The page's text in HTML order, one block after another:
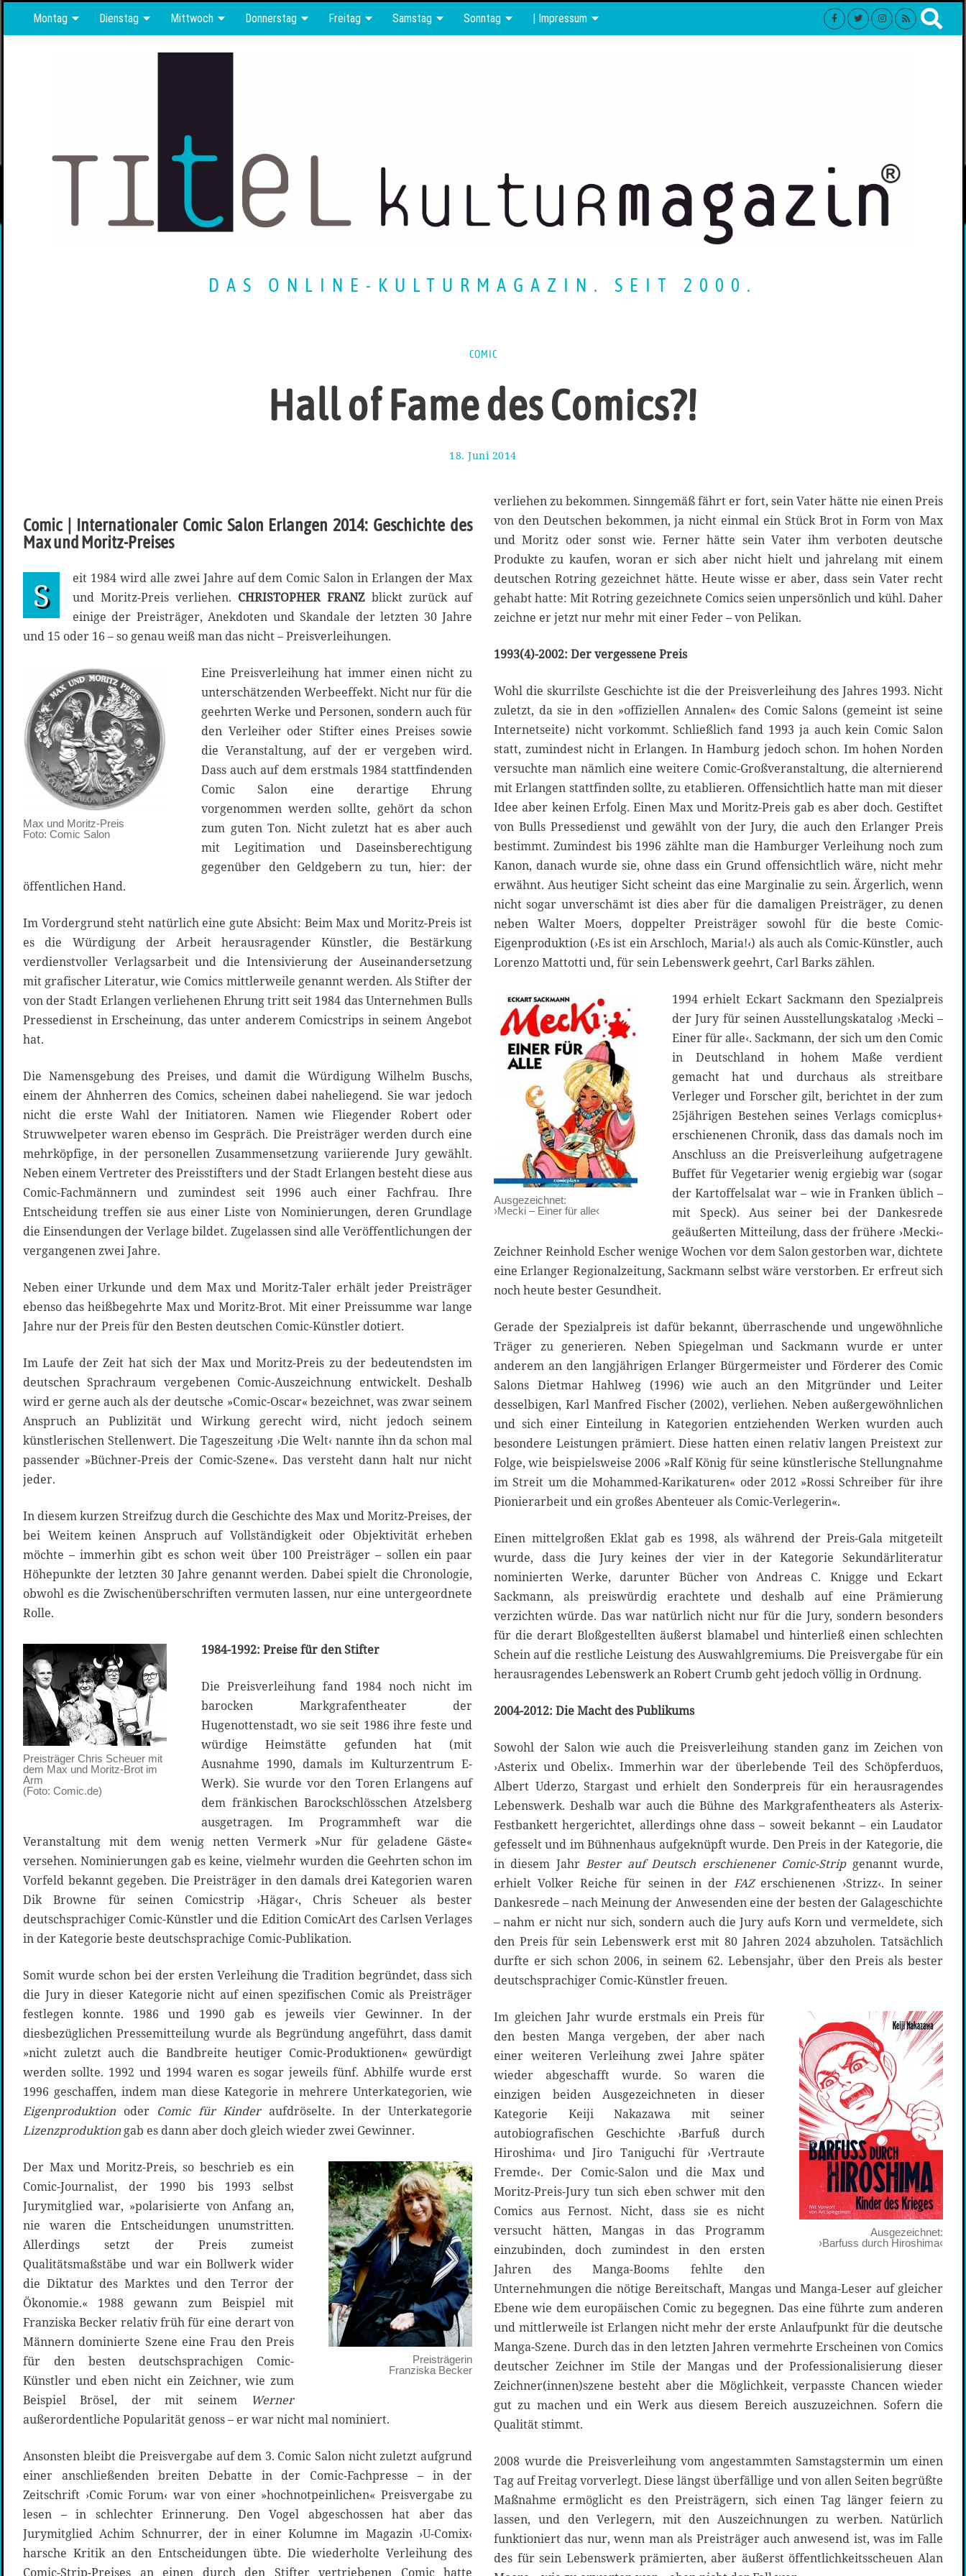
Montag Dienstag Mittwoch Donnerstag Freitag Samstag Sonntag | Impressum
DAS ONLINE-KULTURMAGAZIN. SEIT 2000.
COMIC
Hall of Fame des Comics?!
18. Juni 2014
u
i
2
0
4
Comic | Internationaler Comic Salon Erlangen 2014: Geschichte des
Max und Moritz-Preises
S
eit 1984 wird alle zwei Jahre auf dem Comic Salon in Erlangen der Max
und Moritz-Preis verliehen. CHRISTOPHER FRANZblickt zurück auf
einige der Preisträger, Anekdoten und Skandale der letzten 30 Jahre
und 15 oder 16 – so genau weiß man das nicht – Preisverleihungen.
Max und Moritz-Preis
Foto: Comic Salon
Eine Preisverleihung hat immer einen nicht zu
unterschätzenden Werbeeffekt. Nicht nur für die
geehrten Werke und Personen, sondern auch für
den Verleiher oder Stifter eines Preises sowie
die Veranstaltung, auf der er vergeben wird.
Dass auch auf dem erstmals 1984 stattfindenden
Comic Salon eine derartige Ehrung
vorgenommen werden sollte, gehört da schon
zum guten Ton. Nicht zuletzt hat es aber auch
mit Legitimation und Daseinsberechtigung
gegenüber den Geldgebern zu tun, hier: der
öffentlichen Hand.
Im Vordergrund steht natürlich eine gute Absicht: Beim Max und Moritz-Preis ist
es die Würdigung der Arbeit herausragender Künstler, die Bestärkung
verdienstvoller Verlagsarbeit und die Intensivierung der Auseinandersetzung
mit grafischer Literatur, wie Comics mittlerweile genannt werden. Als Stifter der
von der Stadt Erlangen verliehenen Ehrung tritt seit 1984 das Unternehmen Bulls
Pressedienst in Erscheinung, das unter anderem Comicstrips in seinem Angebot
hat.
Die Namensgebung des Preises, und damit die Würdigung Wilhelm Buschs,
einem der Ahnherren des Comics, scheinen dabei naheliegend. Sie war jedoch
nicht die erste Wahl der Initiatoren. Namen wie Fliegender Robert oder
Struwwelpeter waren ebenso im Gespräch. Die Preisträger werden durch eine
mehrköpfige, in der personellen Zusammensetzung variierende Jury gewählt.
Neben einem Vertreter des Preisstifters und der Stadt Erlangen besteht diese aus
Comic-Fachmännern und zumindest seit 1996 auch einer Fachfrau. Ihre
Entscheidung treffen sie aus einer Liste von Nominierungen, deren Grundlage
die Einsendungen der Verlage bildet. Zugelassen sind alle Veröffentlichungen der
vergangenen zwei Jahre.
Neben einer Urkunde und dem Max und Moritz-Taler erhält jeder Preisträger
ebenso das heißbegehrte Max und Moritz-Brot. Mit einer Preissumme war lange
Jahre nur der Preis für den Besten deutschen Comic-Künstler dotiert.
Im Laufe der Zeit hat sich der Max und Moritz-Preis zu der bedeutendsten im
deutschen Sprachraum vergebenen Comic-Auszeichnung entwickelt. Deshalb
wird er gerne auch als der deutsche »Comic-Oscar« bezeichnet, was zwar seinem
Anspruch an Publizität und Wirkung gerecht wird, nicht jedoch seinem
künstlerischen Stellenwert. Die Tageszeitung ›Die Welt‹ nannte ihn da schon mal
passender »Büchner-Preis der Comic-Szene«. Das versteht dann halt nur nicht
jeder.
In diesem kurzen Streifzug durch die Geschichte des Max und Moritz-Preises, der
bei Weitem keinen Anspruch auf Vollständigkeit oder Objektivität erheben
möchte – immerhin gibt es schon weit über 100 Preisträger – sollen ein paar
Höhepunkte der letzten 30 Jahre genannt werden. Dabei spielt die Chronologie,
obwohl es die Zwischenüberschriften vermuten lassen, nur eine untergeordnete
Rolle.
Preisträger Chris Scheuer mit
dem Max und Moritz-Brot im
Arm
(Foto: Comic.de)
1984-1992: Preise für den Stifter
Die Preisverleihung fand 1984 noch nicht im
barocken Markgrafentheater der
Hugenottenstadt, wo sie seit 1986 ihre feste und
würdige Heimstätte gefunden hat (mit
Ausnahme 1990, damals im Kulturzentrum E-
Werk). Sie wurde vor den Toren Erlangens auf
dem fränkischen Barockschlösschen Atzelsberg
ausgetragen. Im Programmheft war die
Veranstaltung mit dem wenig netten Vermerk »Nur für geladene Gäste«
versehen. Nominierungen gab es keine, vielmehr wurden die Geehrten schon im
Vorfeld bekannt gegeben. Die Preisträger in den damals drei Kategorien waren
Dik Browne für seinen Comicstrip ›Hägar‹, Chris Scheuer als bester
deutschsprachiger Comic-Künstler und die Edition ComicArt des Carlsen Verlages
in der Kategorie beste deutschsprachige Comic-Publikation.
Somit wurde schon bei der ersten Verleihung die Tradition begründet, dass sich
die Jury in dieser Kategorie nicht auf einen spezifischen Comic als Preisträger
festlegen konnte. 1986 und 1990 gab es jeweils vier Gewinner. In der
diesbezüglichen Pressemitteilung wurde als Begründung angeführt, dass damit
»nicht zuletzt auch die Bandbreite heutiger Comic-Produktionen« gewürdigt
werden sollte. 1992 und 1994 waren es sogar jeweils fünf. Abhilfe wurde erst
1996 geschaffen, indem man diese Kategorie in mehrere Unterkategorien, wie
Eigenproduktion oder Comic für Kinderaufdröselte. In der Unterkategorie
Lizenzproduktiongab es dann aber doch gleich wieder zwei Gewinner.
Preisträgerin
Franziska Becker
Der Max und Moritz-Preis, so beschrieb es ein
Comic-Journalist, der 1990 bis 1993 selbst
Jurymitglied war, »polarisierte von Anfang an,
nie waren die Entscheidungen unumstritten.
Allerdings setzt der Preis zumeist
Qualitätsmaßstäbe und war ein Bollwerk wider
die Diktatur des Marktes und den Terror der
Ökonomie.« 1988 gewann zum Beispiel mit
Franziska Becker relativ früh für eine derart von
Männern dominierte Szene eine Frau den Preis
für den besten deutschsprachigen Comic-
Künstler und eben nicht ein Zeichner, wie zum
Beispiel Brösel, der mit seinem
Werner
außerordentliche Popularität genoss – er war nicht mal nominiert.
Ansonsten bleibt die Preisvergabe auf dem 3. Comic Salon nicht zuletzt aufgrund
einer anschließenden breiten Debatte in der Comic-Fachpresse – in der
Zeitschrift ›Comic Forum‹ war von einer »hochnotpeinlichen« Preisvergabe zu
lesen – in schlechter Erinnerung. Den Vogel abgeschossen hat aber das
Jurymitglied Achim Schnurrer, der in einer Kolumne im Magazin ›U-Comix‹
harsche Kritik an den Entscheidungen übte. Die wiederholte Verleihung des
Comic-Strip-Preises an einen durch den Stifter vertriebenen Comic hatte
verliehen zu bekommen. Sinngemäß fährt er fort, sein Vater hätte nie einen Preis
von den Deutschen bekommen, ja nicht einmal ein Stück Brot in Form von Max
und Moritz oder sonst wie. Ferner hätte sein Vater ihm verboten deutsche
Produkte zu kaufen, woran er sich aber nicht hielt und jahrelang mit einem
deutschen Rotring gezeichnet hätte. Heute wisse er aber, dass sein Vater recht
gehabt hatte: Mit Rotring gezeichnete Comics seien unpersönlich und kühl. Daher
zeichne er jetzt nur mehr mit einer Feder – von Pelikan.
1993(4)-2002: Der vergessene Preis
Wohl die skurrilste Geschichte ist die der Preisverleihung des Jahres 1993. Nicht
zuletzt, da sie in den »offiziellen Annalen« des Comic Salons (gemeint ist seine
Internetseite) nicht vorkommt. Schließlich fand 1993 ja auch kein Comic Salon
statt, zumindest nicht in Erlangen. In Hamburg jedoch schon. Im hohen Norden
versuchte man nämlich eine weitere Comic-Großveranstaltung, die alternierend
mit Erlangen stattfinden sollte, zu etablieren. Offensichtlich hatte man mit dieser
Idee aber keinen Erfolg. Einen Max und Moritz-Preis gab es aber doch. Gestiftet
von Bulls Pressedienst und gewählt von der Jury, die auch den Erlanger Preis
bestimmt. Zumindest bis 1996 zählte man die Hamburger Verleihung noch zum
Kanon, danach wurde sie, ohne dass ein Grund offensichtlich wäre, nicht mehr
erwähnt. Aus heutiger Sicht scheint das eine Marginalie zu sein. Ärgerlich, wenn
nicht sogar unverschämt ist dies aber für die damaligen Preisträger, zu denen
neben Walter Moers, doppelter Preisträger sowohl für die beste Comic-
Eigenproduktion (›Es ist ein Arschloch, Maria!‹) als auch als Comic-Künstler, auch
Lorenzo Mattotti und, für sein Lebenswerk geehrt, Carl Barks zählen.
Ausgezeichnet:
›Mecki – Einer für alle‹
1994 erhielt Eckart Sackmann den Spezialpreis
der Jury für seinen Ausstellungskatalog ›Mecki –
Einer für alle‹. Sackmann, der sich um den Comic
in Deutschland in hohem Maße verdient
gemacht hat und durchaus als streitbare
Verleger und Forscher gilt, berichtet in der zum
25jährigen Bestehen seines Verlags comicplus+
erschienenen Chronik, dass das damals noch im
Anschluss an die Preisverleihung aufgetragene
Buffet für Vegetarier wenig ergiebig war (sogar
der Kartoffelsalat war – wie in Franken üblich –
mit Speck). Aus seiner bei der Dankesrede
geäußerten Mitteilung, dass der frühere ›Mecki‹-
Zeichner Reinhold Escher wenige Wochen vor dem Salon gestorben war, dichtete
eine Erlanger Regionalzeitung, Sackmann selbst wäre verstorben. Er erfreut sich
noch heute bester Gesundheit.
Gerade der Spezialpreis ist dafür bekannt, überraschende und ungewöhnliche
Träger zu generieren. Neben Spiegelman und Sackmann wurde er unter
anderem an den langjährigen Erlanger Bürgermeister und Förderer des Comic
Salons Dietmar Hahlweg (1996) wie auch an den Mitgründer und Leiter
desselbigen, Karl Manfred Fischer (2002), verliehen. Neben außergewöhnlichen
und sich einer Einteilung in Kategorien entziehenden Werken wurden auch
besondere Leistungen prämiert. Diese hatten einen relativ langen Preistext zur
Folge, wie beispielsweise 2006 »Ralf König für seine künstlerische Stellungnahme
im Streit um die Mohammed-Karikaturen« oder 2012 »Rossi Schreiber für ihre
Pionierarbeit und ein großes Abenteuer als Comic-Verlegerin«.
Einen mittelgroßen Eklat gab es 1998, als während der Preis-Gala mitgeteilt
wurde, dass die Jury keines der vier in der Kategorie Sekundärliteratur
nominierten Werke, darunter Bücher von Andreas C. Knigge und Eckart
Sackmann, als preiswürdig erachtete und deshalb auf eine Prämierung
verzichten würde. Das war natürlich nicht nur für die Jury, sondern besonders
für die derart Bloßgestellten äußerst blamabel und hinterließ einen schlechten
Schein auf die restliche Leistung des Auswahlgremiums. Die Preisvergabe für ein
herausragendes Lebenswerk an Robert Crumb geht jedoch völlig in Ordnung.
2004-2012: Die Macht desPublikums
Sowohl der Salon wie auch die Preisverleihung standen ganz im Zeichen von
›Asterix und Obelix‹. Immerhin war der überlebende Teil des Schöpferduos,
Albert Uderzo, Stargast und erhielt den Sonderpreis für ein herausragendes
Lebenswerk. Deshalb war auch die Bühne des Markgrafentheaters als Asterix-
Festbankett hergerichtet, allerdings ohne dass – soweit bekannt – ein Laudator
gefesselt und im Bühnenhaus aufgeknüpft wurde. Den Preis in der Kategorie, die
in diesem Jahr Bester auf Deutsch erschienener Comic-Stripgenannt wurde,
erhielt Volker Reiche für seinen in der FAZerschienenen ›Strizz‹. In seiner
Dankesrede – nach Meinung der Anwesenden eine der besten der Galageschichte
– nahm er nicht nur sich, sondern auch die Jury aufs Korn und vermeldete, sich
den Preis für sein Lebenswerk erst mit 80 Jahren 2024 abzuholen. Tatsächlich
durfte er sich schon 2006, in seinem 62. Lebensjahr, über den Preis als bester
deutschsprachiger Comic-Künstler freuen.
Ausgezeichnet:
›Barfuss durch Hiroshima‹
Im gleichen Jahr wurde erstmals ein Preis für
den besten Manga vergeben, der aber nach
einer weiteren Verleihung zwei Jahre später
wieder abgeschafft wurde. So waren die
einzigen beiden Ausgezeichneten in dieser
Kategorie Keiji Nakazawa mit seiner
autobiografischen Geschichte ›Barfuß durch
Hiroshima‹ und Jiro Taniguchi für ›Vertraute
Fremde‹. Der Comic-Salon und die Max und
Moritz-Preis-Jury tun sich eben schwer mit den
Comics aus Fernost. Nicht, dass sie es nicht
versucht hätten, Mangas in das Programm
einzubinden, doch zumindest in den ersten
Jahren des Manga-Booms fehlte den
Unternehmungen die nötige Bereitschaft, Mangas und Manga-Leser auf gleicher
Ebene wie dem europäischen Comic zu begegnen. Das eine führte zum anderen
und mittlerweile ist Erlangen nicht mehr der erste Anlaufpunkt für die deutsche
Manga-Szene. Durch das in den letzten Jahren vermehrte Erscheinen von Comics
deutscher Zeichner im Stile der Mangas und der Professionalisierung dieser
Zeichner(innen)szene besteht aber die Möglichkeit, verpasste Chancen wieder
gut zu machen und ein Werk aus diesem Bereich auszuzeichnen. Sofern die
Qualität stimmt.
2008 wurde die Preisverleihung vom angestammten Samstagstermin um einen
Tag auf Freitag vorverlegt. Diese längst überfällige und von allen Seiten begrüßte
Maßnahme ermöglicht es den Preisträgern, sich einen Tag länger feiern zu
lassen, und den Verlegern, mit den Auszeichnungen zu werben. Natürlich
funktioniert das nur, wenn man als Preisträger auch anwesend ist, was im Falle
des für sein Lebenswerk prämierten, aber äußerst öffentlichkeitsscheuen Alan